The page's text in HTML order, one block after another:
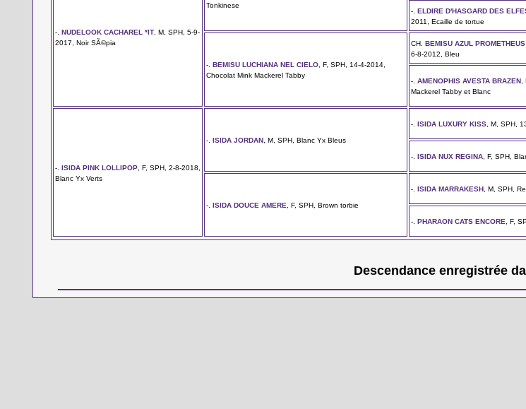
-.NUDELOOK CACHAREL *IT , M, SPH, 5-9-
2017, Noir SÃ©pia
Tonkinese
-.ELDIRE D'HASGARD DES
2011, Ecaille de tortue
-.BEMISU LUCHIANA NEL CIELO , F, SPH, 14-4-2014,
Chocolat Mink Mackerel Tabby
CH.BEMISU AZUL
6-8-2012, Bleu
-.AMENOPHIS AVESTA BRAZEN
Mackerel Tabby et Blanc
-.ISIDA PINK LOLLIPOP , F, SPH, 2-8-2018,
Blanc Yx Verts
-.ISIDA JORDAN , M, SPH, Blanc Yx Bleus
-.ISIDA LUXURY KISS , M, SPH,
-.ISIDA NUX REGINA , F, SPH,
-.ISIDA DOUCE AMERE , F, SPH, Brown torbie
-.ISIDA MARRAKESH , M, SPH,
-.PHARAON CATS ENCORE , F,
Descendance enregistrée